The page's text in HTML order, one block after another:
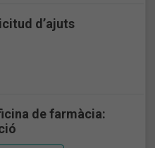
d’ajuts
de farmàcia: